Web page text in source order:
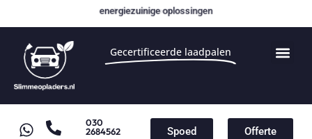
energiezuinige oplossingen
Gecertificeerde laadpalen
030
2684562
Spoed Offerte